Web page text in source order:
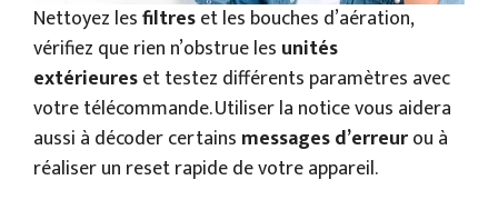
Nettoyez lesfiltreset les bouches d’aération,
vérifiez que rien n’obstrue les unités
extérieureset testez différents paramètres avec
votre télécommande. Utiliser la notice vous aidera
aussi à décoder certains messages d’erreurou à
réaliser un reset rapide de votre appareil.